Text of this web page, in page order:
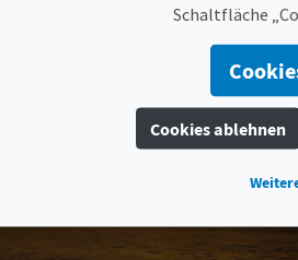
Schaltfläche
Cookies ablehnen